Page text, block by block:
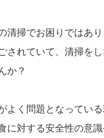
清掃でお困りではあ
されていて、清掃を
か？
よく問題となってい
に対する安全性の意